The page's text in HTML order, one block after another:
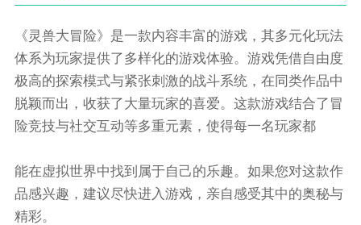
《灵兽大冒险》是一款内容丰富的游戏，其多元化玩法
体系为玩家提供了多样化的游戏体验。游戏凭借自由度
极高的探索模式与紧张刺激的战斗系统，在同类作品中
脱颖而出，收获了大量玩家的喜爱。这款游戏结合了冒
险竞技与社交互动等多重元素，使得每一名玩家都
能在虚拟世界中找到属于自己的乐趣。如果您对这款作
品感兴趣，建议尽快进入游戏，亲自感受其中的奥秘与
精彩。